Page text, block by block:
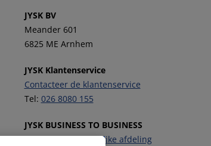
JYSK BV
Meander 601
6825 ME Arnhem
JYSK Klantenservice
Contacteer de klantenservice
Tel: 026 8080 155
JYSK BUSINESS TO BUSINESS
Contacteer de zakelijke afdeling